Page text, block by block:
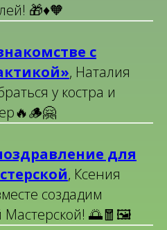
🎁♦️🧡
с
, Наталия
у костра и
для
, Ксения
создадим
Мастерской! 🌅🧧🖼️